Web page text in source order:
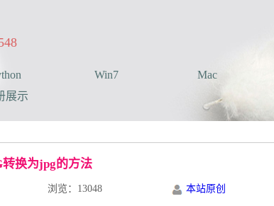
Win7
Mac
展示
转换为jpg的方法
浏览：13048
本站原创